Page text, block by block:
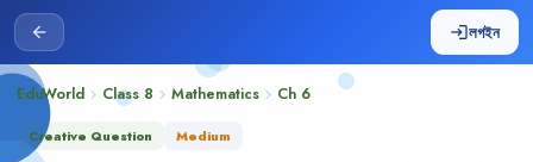
arrow_back loginলগইন
EduWorld chevron_right Class 8 chevron_right Mathematics chevron_right Ch 6
Creative Question Medium